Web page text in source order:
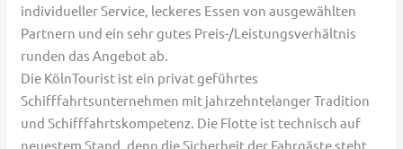
individueller Service, leckeres Essen von ausgewählten
Partnern und ein sehr gutes Preis-/Leistungsverhältnis
runden das Angebot ab.
Die KölnTourist ist ein privat geführtes
Schifffahrtsunternehmen mit jahrzehntelanger Tradition
und Schifffahrtskompetenz. Die Flotte ist technisch auf
neuestem Stand, denn die Sicherheit der Fahrgäste steht